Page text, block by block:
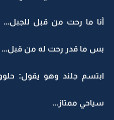
أنا ما رحت من قبل
بس ما قدر رحت له من قبل...
ابتسم جلند وهو يقول:
سياحي ممتاز...